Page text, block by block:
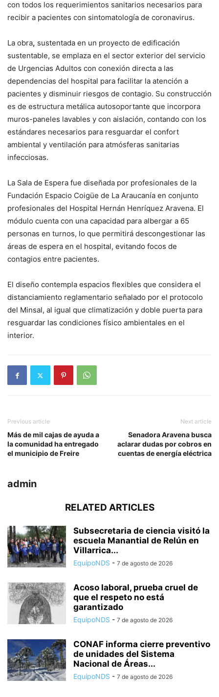
con todos los requerimientos sanitarios necesarios para
recibir a pacientes con sintomatología de coronavirus.
La obra, sustentada en un proyecto de edificación
sustentable, se emplaza en el sector exterior del servicio
de Urgencias Adultos con conexión directa a las
dependencias del hospital para facilitar la atención a
pacientes y disminuir riesgos de contagio. Su construcción
es de estructura metálica autosoportante que incorpora
muros-paneles lavables y con aislación, contando con los
estándares necesarios para resguardar el confort
ambiental y ventilación para atmósferas sanitarias
infecciosas.
La Sala de Espera fue diseñada por profesionales de la
Fundación Espacio Coigüe de La Araucanía en conjunto
profesionales del Hospital Hernán Henríquez Aravena. El
módulo cuenta con una capacidad para albergar a 65
personas en turnos, lo que permitirá descongestionar las
áreas de espera en el hospital, evitando focos de
contagios entre pacientes.
El diseño contempla espacios flexibles que considera el
distanciamiento reglamentario señalado por el protocolo
del Minsal, al igual que climatización y doble puerta para
resguardar las condiciones físico ambientales en el
interior.
Previous article
Más de mil cajas de ayuda a
la comunidad ha entregado
el municipio de Freire
Next article
Senadora Aravena busca
aclarar dudas por cobros en
cuentas de energía eléctrica
admin
RELATED ARTICLES
Subsecretaria de ciencia visitó la
escuela Manantial de Relún en
Villarrica...
EquipoNDS - 7 de agosto de 2026
Acoso laboral, prueba cruel de
que el respeto no está
garantizado
EquipoNDS - 7 de agosto de 2026
CONAF informa cierre preventivo
de unidades del Sistema
Nacional de Áreas...
EquipoNDS - 7 de agosto de 2026